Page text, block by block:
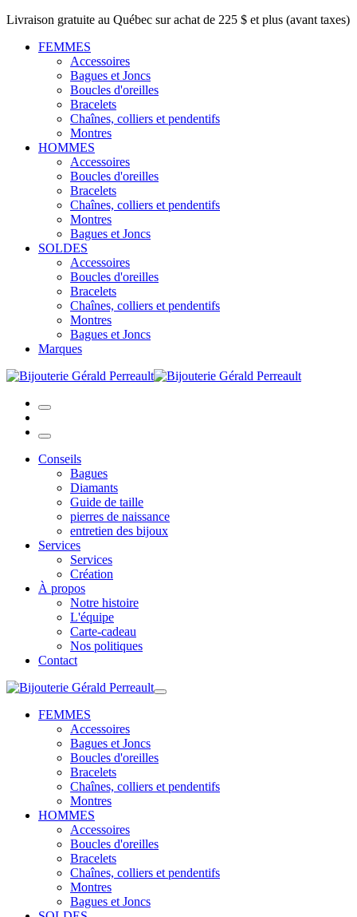
Livraison gratuite au Québec sur achat de 225 $ et plus (avant taxes)
FEMMES
Accessoires
Bagues et Joncs
Boucles d'oreilles
Bracelets
Chaînes, colliers et pendentifs
Montres
HOMMES
Accessoires
Boucles d'oreilles
Bracelets
Chaînes, colliers et pendentifs
Montres
Bagues et Joncs
SOLDES
Accessoires
Boucles d'oreilles
Bracelets
Chaînes, colliers et pendentifs
Montres
Bagues et Joncs
Marques
Conseils
Bagues
Diamants
Guide de taille
pierres de naissance
entretien des bijoux
Services
Services
Création
À propos
Notre histoire
L'équipe
Carte-cadeau
Nos politiques
Contact
FEMMES
Accessoires
Bagues et Joncs
Boucles d'oreilles
Bracelets
Chaînes, colliers et pendentifs
Montres
HOMMES
Accessoires
Boucles d'oreilles
Bracelets
Chaînes, colliers et pendentifs
Montres
Bagues et Joncs